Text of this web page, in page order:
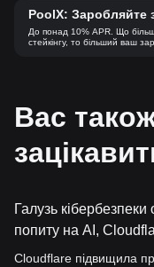
PoolX: Заробляйте
До понад 10% APR. Що
стейкінгу, то більший ваш
Вас
Галузь
попиту на AI,
прибутку.
Cloudflare підвищила